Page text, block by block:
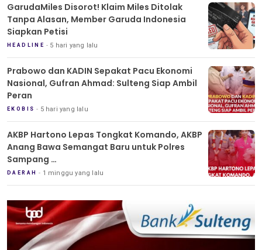
GarudaMiles Disorot! Klaim Miles Ditolak
Tanpa Alasan, Member Garuda Indonesia
Siapkan Petisi
HEADLINE 5 hari yang lalu
Prabowo dan KADIN Sepakat Pacu Ekonomi
Nasional, Gufran Ahmad: Sulteng Siap Ambil
Peran
EKOBIS 5 hari yang lalu
AKBP Hartono Lepas Tongkat Komando, AKBP
Anang Bawa Semangat Baru untuk Polres
Sampang
Tradisi Pedang Pora Iringi Sertijab Kapolres
Sampang
DAERAH 1 minggu yang lalu